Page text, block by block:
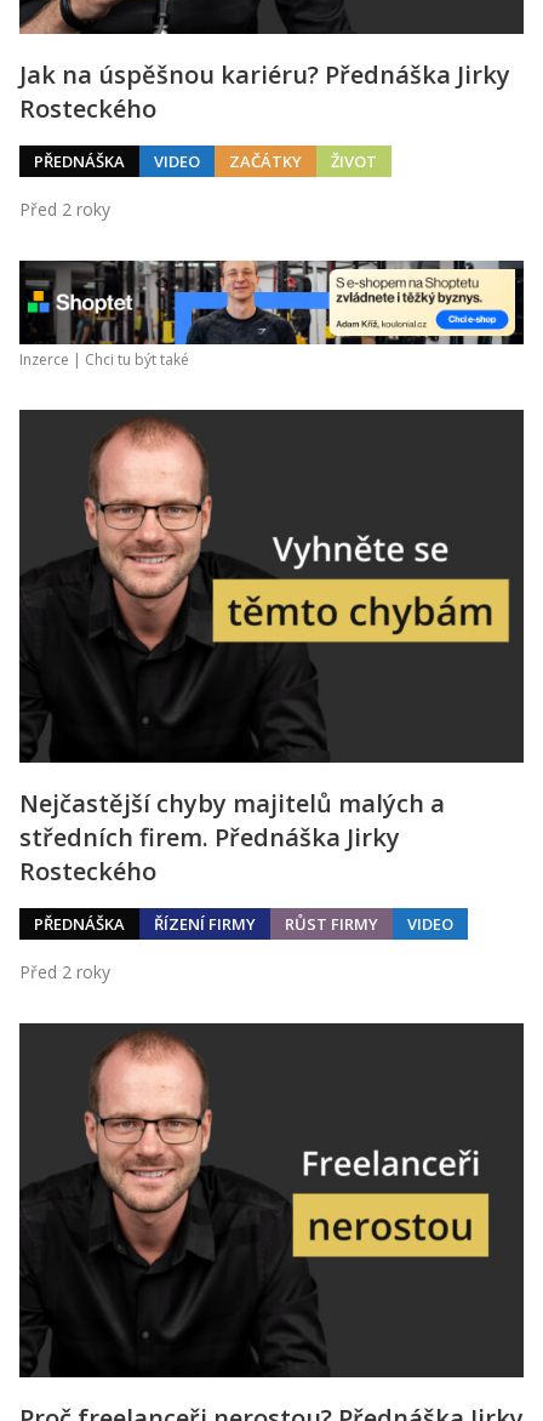
Jak na úspěšnou kariéru? Přednáška Jirky
Rosteckého
PŘEDNÁŠKA VIDEO ZAČÁTKY ŽIVOT
Před 2 roky
Inzerce | Chci tu být také
Nejčastější chyby majitelů malých a
středních firem. Přednáška Jirky
Rosteckého
PŘEDNÁŠKA ŘÍZENÍ FIRMY RŮST FIRMY VIDEO
Před 2 roky